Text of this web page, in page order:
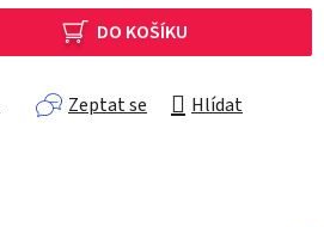
DO KOŠÍKU
Zeptat se Hlídat